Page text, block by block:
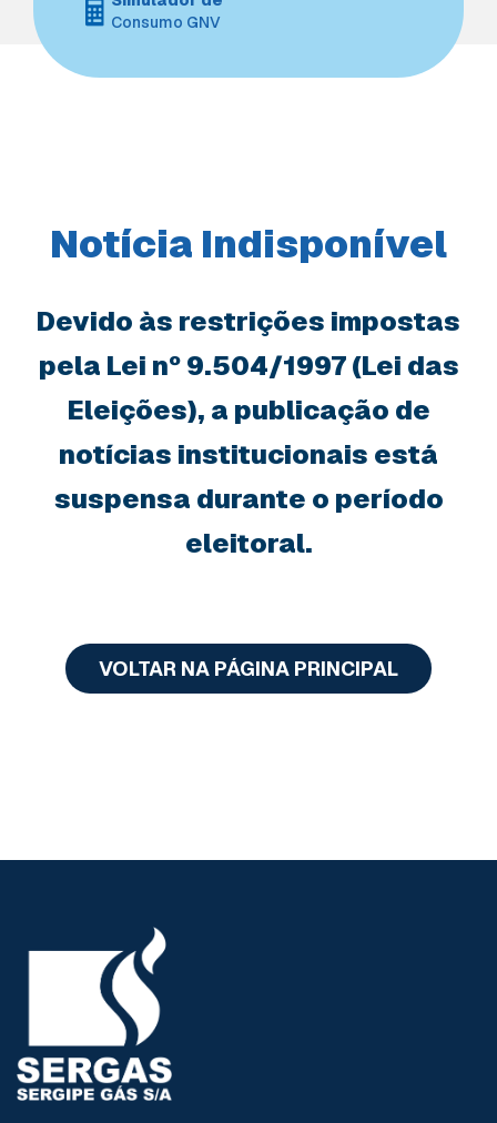
Consumo GNV
Notícia Indisponível
Devido às restrições impostas
pela Lei nº 9.504/1997 (Lei das
Eleições), a publicação de
notícias institucionais está
suspensa durante o período
eleitoral.
VOLTAR NA PÁGINA PRINCIPAL